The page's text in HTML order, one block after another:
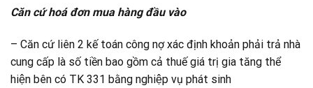
Căn cứ hoá đơn mua hàng đầu vào
– Căn cứ liên 2 kế toán công nợ xác định khoản phải trả nhà
cung cấp là số tiền bao gồm cả thuế giá trị gia tăng thể
hiện bên có TK 331 bằng nghiệp vụ phát sinh